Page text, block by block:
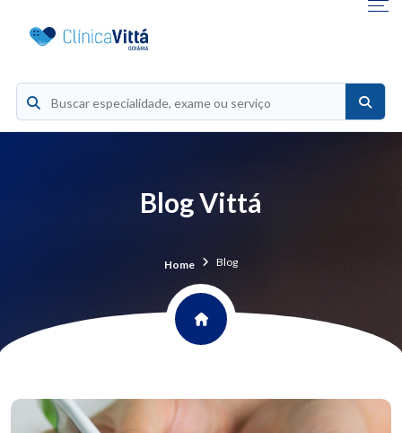
Blog Vittá
Home Blog